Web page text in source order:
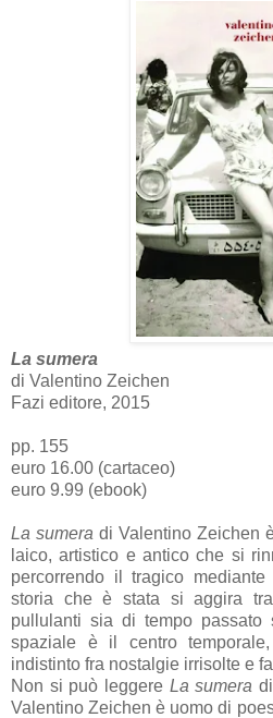
La sumera
di Valentino Zeichen
Fazi editore, 2015
pp. 155
euro 16.00 (cartaceo)
euro 9.99 (ebook)
La sumera di Valentino Zeichen
laico, artistico e antico che si
percorrendo il tragico
storia che è stata si aggira
pullulanti sia di tempo
spaziale è il centro
indistinto fra nostalgie irrisolte e
Non si può leggere La sumera
Valentino Zeichen è uomo di